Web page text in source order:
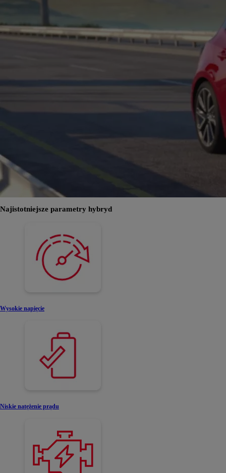
Najistotniejsze parametry hybryd
Wysokie napięcie
Niskie natężenie prądu